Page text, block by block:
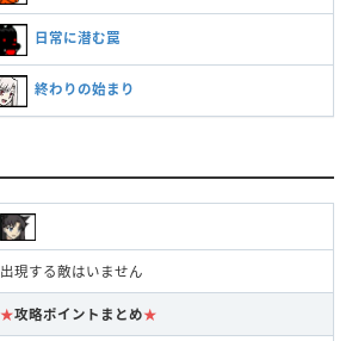
日常に潜む罠
終わりの始まり
出現する敵はいません
★攻略ポイントまとめ★